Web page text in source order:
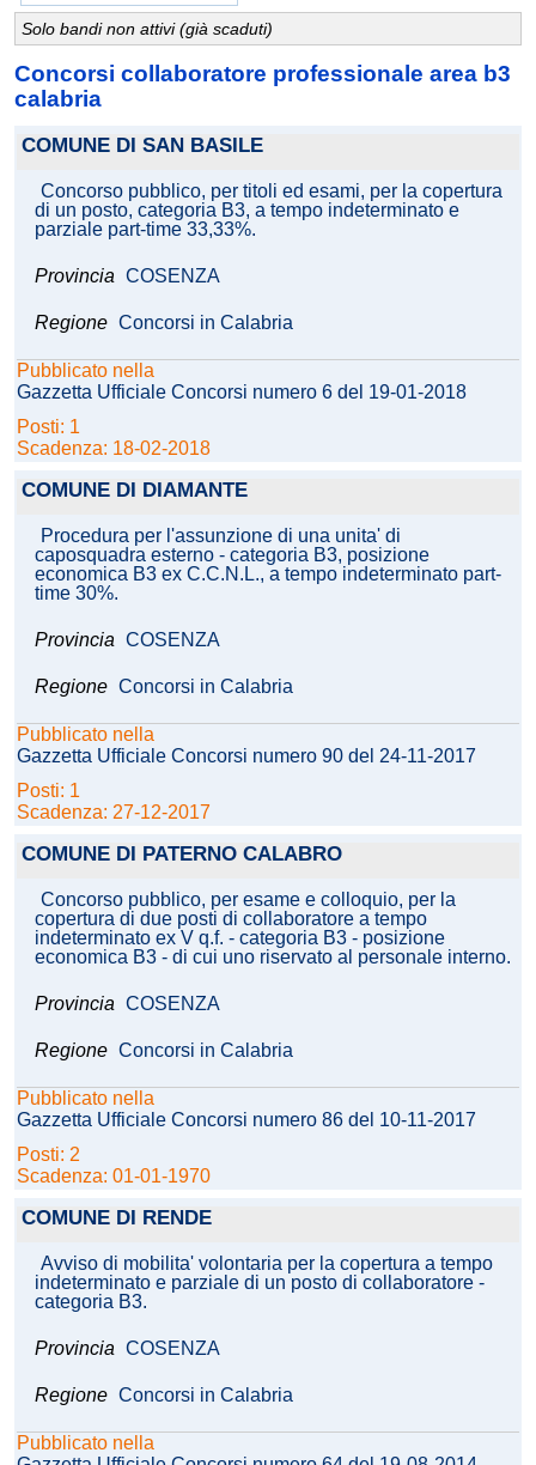
Solo bandi non attivi (già scaduti)
Concorsi collaboratore professionale area b3
calabria
COMUNE DI SAN BASILE
Concorso pubblico, per titoli ed esami, per la copertura
di un posto, categoria B3, a tempo indeterminato e
parziale part-time 33,33%.
Provincia COSENZA
Regione Concorsi in Calabria
Pubblicato nella
Gazzetta Ufficiale Concorsi numero 6 del 19-01-2018
Posti: 1
Scadenza: 18-02-2018
COMUNE DI DIAMANTE
Procedura per l'assunzione di una unita' di
caposquadra esterno - categoria B3, posizione
economica B3 ex C.C.N.L., a tempo indeterminato part-
time 30%.
Provincia COSENZA
Regione Concorsi in Calabria
Pubblicato nella
Gazzetta Ufficiale Concorsi numero 90 del 24-11-2017
Posti: 1
Scadenza: 27-12-2017
COMUNE DI PATERNO CALABRO
Concorso pubblico, per esame e colloquio, per la
copertura di due posti di collaboratore a tempo
indeterminato ex V q.f. - categoria B3 - posizione
economica B3 - di cui uno riservato al personale interno.
Provincia COSENZA
Regione Concorsi in Calabria
Pubblicato nella
Gazzetta Ufficiale Concorsi numero 86 del 10-11-2017
Posti: 2
Scadenza: 01-01-1970
COMUNE DI RENDE
Avviso di mobilita' volontaria per la copertura a tempo
indeterminato e parziale di un posto di collaboratore -
categoria B3.
Provincia COSENZA
Regione Concorsi in Calabria
Pubblicato nella